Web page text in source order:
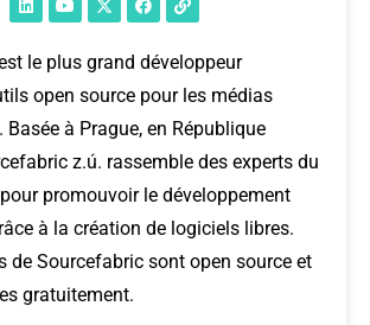
le plus grand développeur
open source pour les médias
Basée à Prague, en République
z.ú. rassemble des experts du
promouvoir le développement
à la création de logiciels libres.
de Sourcefabric sont open source et
gratuitement.